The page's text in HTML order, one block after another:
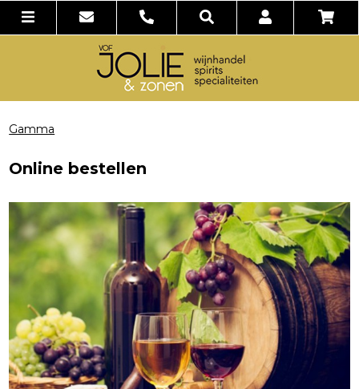
Gamma
Online bestellen